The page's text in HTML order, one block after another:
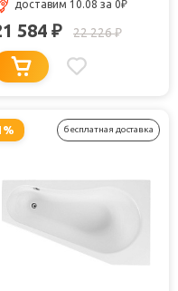
доставим 10.08 за 0₽
584 ₽ 22 226₽
бесплатная доставка